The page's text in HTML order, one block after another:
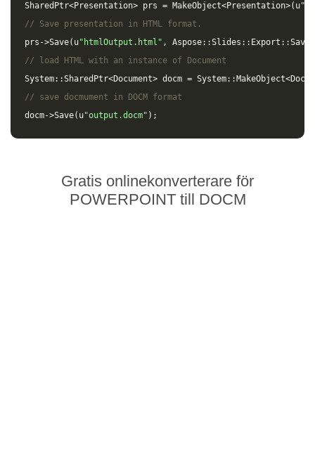
SharedPtr<Presentation> prs = MakeObject<Presentation>( u
// Save presentation in HTML format.
prs ->Save( u"htmlOutput.html" , Aspose::Slides :: Export ::
// load HTML with an instance of Document
System::SharedPtr<Document> docm = System:: MakeObject<
// save docmument in DOCM format
docm->Save( u"output.docm" );
Gratis onlinekonverterare för
POWERPOINT till DOCM